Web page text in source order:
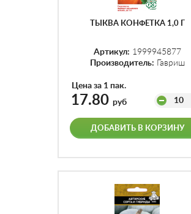
ТЫКВА КОНФЕТКА 1,0 Г
Артикул: 1999945877
Производитель: Гавриш
Цена за 1 пак.
17.80 руб 10
ДОБАВИТЬ В КОРЗИНУ